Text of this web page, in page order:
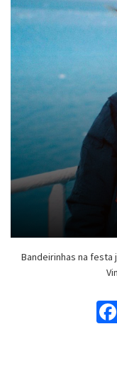
Bandeirinhas na festa